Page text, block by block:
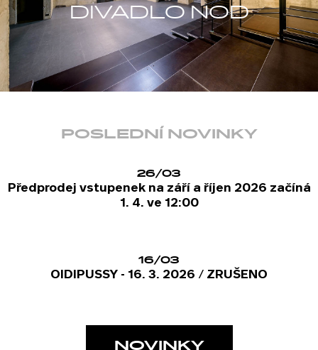
DIVADLO NOD
POSLEDNÍ NOVINKY
26/03
Předprodej vstupenek na září a říjen 2026 začíná
1. 4. ve 12:00
16/03
OIDIPUSSY - 16. 3. 2026 / ZRUŠENO
NOVINKY